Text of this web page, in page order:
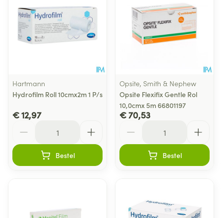
Hartmann
Hydrofilm Roll 10cmx2m 1 P/s
€ 12,97
Bestel
Opsite, Smith & Nephew
Opsite Flexifix Gentle Rol
10,0cmx 5m 66801197
€ 70,53
Bestel